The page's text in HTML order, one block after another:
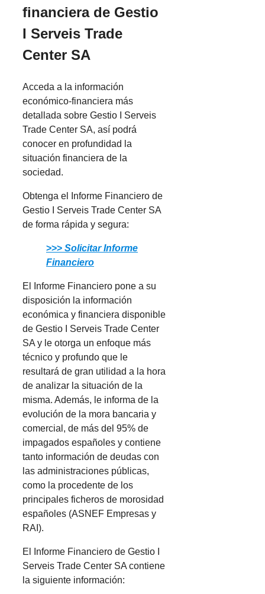
financiera de Gestio
I Serveis Trade
Center SA
Acceda a la información
económico-financiera más
detallada sobre Gestio I Serveis
Trade Center SA, así podrá
conocer en profundidad la
situación financiera de la
sociedad.
Obtenga el Informe Financiero de
Gestio I Serveis Trade Center SA
de forma rápida y segura:
>>> Solicitar Informe
Financiero
El Informe Financiero pone a su
disposición la información
económica y financiera disponible
de Gestio I Serveis Trade Center
SA y le otorga un enfoque más
técnico y profundo que le
resultará de gran utilidad a la hora
de analizar la situación de la
misma. Además, le informa de la
evolución de la mora bancaria y
comercial, de más del 95% de
impagados españoles y contiene
tanto información de deudas con
las administraciones públicas,
como la procedente de los
principales ficheros de morosidad
españoles (ASNEF Empresas y
RAI).
El Informe Financiero de Gestio I
Serveis Trade Center SA contiene
la siguiente información: